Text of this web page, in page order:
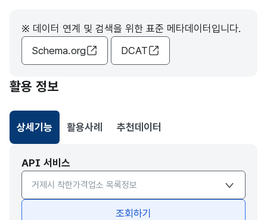
※ 데이터 연계 및 검색을 위한 표준 메타데이터입니다.
Schema.org
DCAT
활용 정보
상세기능
선택됨
활용사례 추천데이터
API 서비스
API서비스 종류 선택
조회하기